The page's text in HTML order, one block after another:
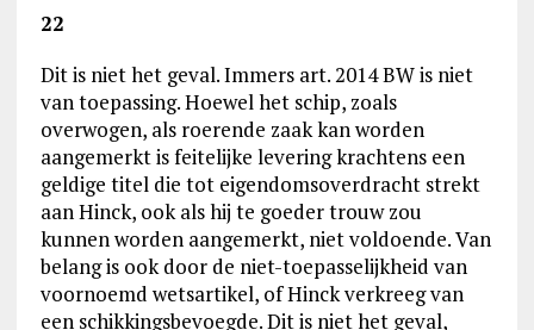
22
Dit is niet het geval. Immers art. 2014 BW is niet
van toepassing. Hoewel het schip, zoals
overwogen, als roerende zaak kan worden
aangemerkt is feitelijke levering krachtens een
geldige titel die tot eigendomsoverdracht strekt
aan Hinck, ook als hij te goeder trouw zou
kunnen worden aangemerkt, niet voldoende. Van
belang is ook door de niet-toepasselijkheid van
voornoemd wetsartikel, of Hinck verkreeg van
een schikkingsbevoegde. Dit is niet het geval,